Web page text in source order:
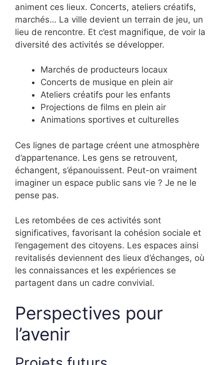
animent ces lieux. Concerts, ateliers créatifs,
marchés… La ville devient un terrain de jeu, un
lieu de rencontre. Et c’est magnifique, de voir la
diversité des activités se développer.
Marchés de producteurs locaux
Concerts de musique en plein air
Ateliers créatifs pour les enfants
Projections de films en plein air
Animations sportives et culturelles
Ces lignes de partage créent une atmosphère
d’appartenance. Les gens se retrouvent,
échangent, s’épanouissent. Peut-on vraiment
imaginer un espace public sans vie ? Je ne le
pense pas.
Les retombées de ces activités sont
significatives, favorisant la cohésion sociale et
l’engagement des citoyens. Les espaces ainsi
revitalisés deviennent des lieux d’échanges, où
les connaissances et les expériences se
partagent dans un cadre convivial.
Perspectives pour
l’avenir